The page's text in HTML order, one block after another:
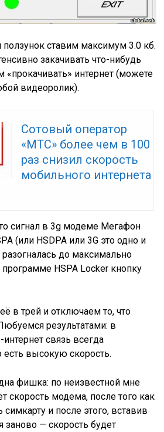
ставим максимум 3.0 кб.
закачивать что-нибудь
«прокачивать» интернет (можете
видеоролик).
Сотовый оператор
«МТС» более чем в 100
раз снизил скорость
мобильного интернета
сигнал в 3g модеме Мегафон
(или HSDPA или 3G это одно и
до максимально
HSPA Locker кнопку
в трей и отключаем то, что
результатами: в
связь всегда
есть высокую скорость.
фишка: по неизвестной мне
скорость модема, после того как
и после этого, вставив
заново — скорость будет